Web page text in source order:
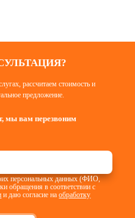
рассчитаем стоимость и
предложение.
мы вам перезвоним
персональных данных (ФИО,
обращения в соответствии с
и даю согласие наобработку